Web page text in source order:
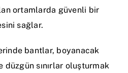
ortamlarda güvenli bir
sağlar.
bantlar, boyanacak
düzgün sınırlar oluşturmak